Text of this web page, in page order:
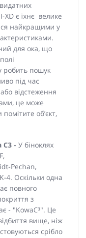
XD є їхнє велике
найкращими у
для ока, що
робить пошук
під час
відстеження
це може
об’єкт,
- У біноклях
Pechan,
4. Оскільки одна
повного
з
- "KowaC³". Це
вище, ніж
срібло